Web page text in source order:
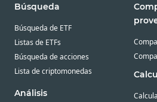
Búsqueda
Búsqueda de ETF
Listas de ETFs
Búsqueda de acciones
Lista de criptomonedas
Análisis